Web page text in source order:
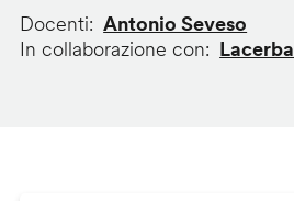
Docenti
Antonio Seveso
In collaborazione con
Lacerba